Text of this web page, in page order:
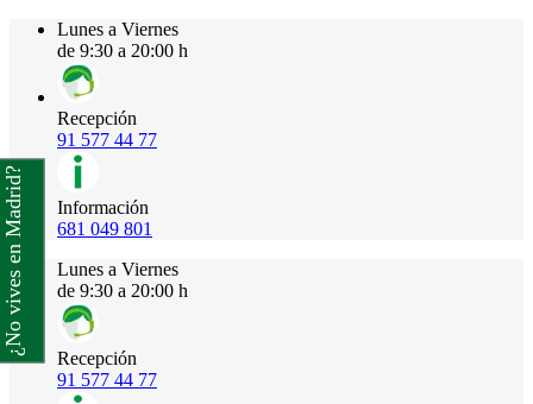
Lunes a Viernes
de 9:30 a 20:00 h
Recepción
91 577 44 77
Información
681 049 801
Lunes a Viernes
de 9:30 a 20:00 h
Recepción
91 577 44 77
¿No vives en Madrid?